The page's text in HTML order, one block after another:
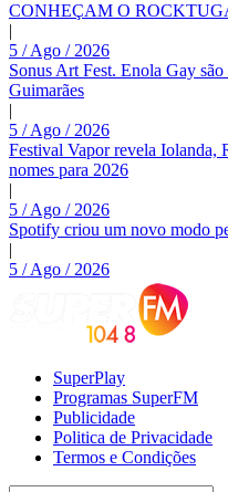
CONHEÇAM O
|
5 / Ago / 2026
Sonus Art Fest. Enola Gay
Guimarães
|
5 / Ago / 2026
Festival Vapor revela Iolanda,
nomes para 2026
|
5 / Ago / 2026
Spotify criou um novo modo
|
5 / Ago / 2026
SuperPlay
Programas SuperFM
Publicidade
Politica de Privacidade
Termos e Condições